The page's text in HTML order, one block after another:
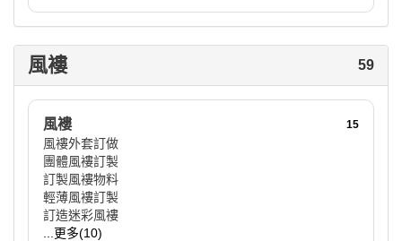
風褸 59
風褸 15
風褸外套訂做
團體風褸訂製
訂製風褸物料
輕薄風褸訂製
訂造迷彩風褸
...更多(10)